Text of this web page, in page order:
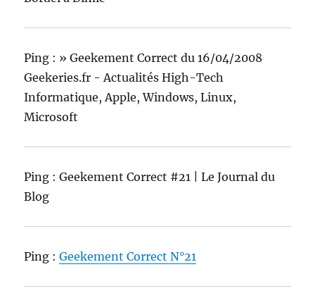
Ping : » Geekement Correct du 16/04/2008
Geekeries.fr - Actualités High-Tech
Informatique, Apple, Windows, Linux,
Microsoft
Ping : Geekement Correct #21 | Le Journal du
Blog
Ping :Geekement Correct N°21